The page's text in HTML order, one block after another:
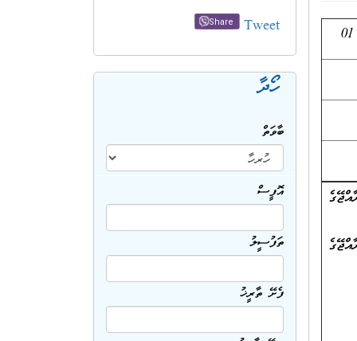
01
Tweet
Share
ހޯދާ
ބާވަތް
އޮފީސް
ތަފުސީލު
ފެށޭ ތާރީޚު